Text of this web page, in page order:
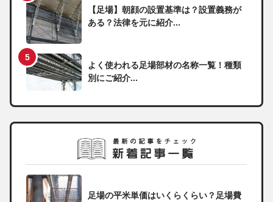
【足場】朝顔の設置基準は？設置義務が
ある？法律を元に紹介...
よく使われる足場部材の名称一覧！種類
別にご紹介...
足場の平米単価はいくらくらい？足場費